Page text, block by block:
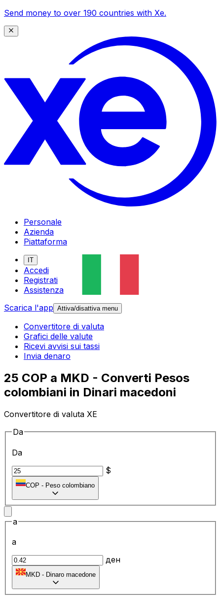
Send money to over 190 countries with Xe.
Personale
Azienda
Piattaforma
IT
Accedi
Registrati
Assistenza
Scarica l'app Attiva/disattiva menu
Convertitore di valuta
Grafici delle valute
Ricevi avvisi sui tassi
Invia denaro
25 COP a MKD - Converti Pesos
colombiani in Dinari macedoni
Convertitore di valuta XE
Da
Da
$
COP - Peso colombiano
a
a
ден
MKD - Dinaro macedone